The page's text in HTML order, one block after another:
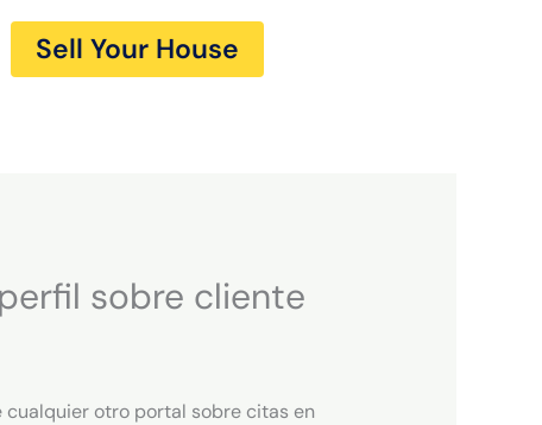
Sell Your House
sobre cliente
cualquier otro portal sobre citas en